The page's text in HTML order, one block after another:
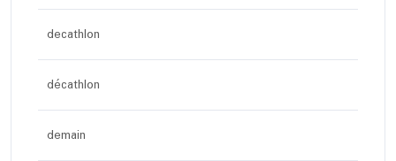
decathlon
décathlon
demain